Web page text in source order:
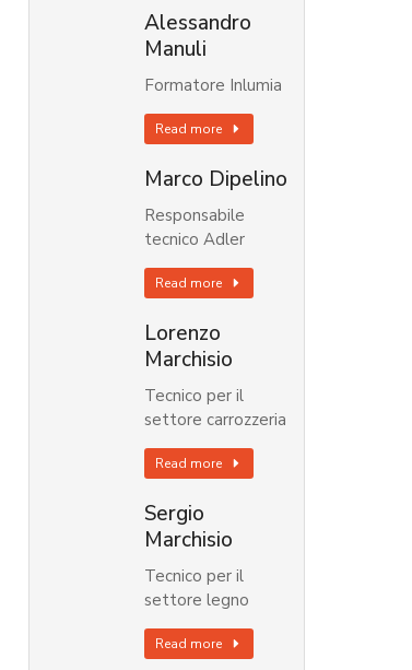
Alessandro
Manuli
Formatore Inlumia
Read more
Marco Dipelino
Responsabile
tecnico Adler
Read more
Lorenzo
Marchisio
Tecnico per il
settore carrozzeria
Read more
Sergio
Marchisio
Tecnico per il
settore legno
Read more